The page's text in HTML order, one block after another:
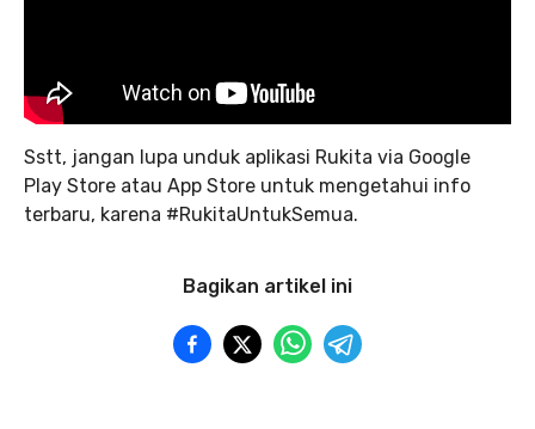
Sstt, jangan lupa unduk aplikasi Rukita via Google
Play Store atau App Store untuk mengetahui info
terbaru, karena #RukitaUntukSemua.
Bagikan artikel ini